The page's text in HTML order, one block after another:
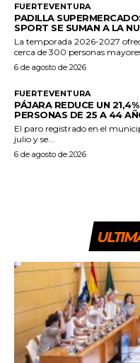
FUERTEVENTURA
PADILLA
SPORT SE SUMAN A LA
La temporada 2026-2027
cerca de 300 personas
6 de agosto de 2026
FUERTEVENTURA
PÁJARA REDUCE UN
PERSONAS DE 25 A 44
El paro registrado en el
julio y se...
6 de agosto de 2026